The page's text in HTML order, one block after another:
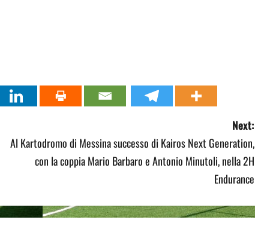
Next:
Al Kartodromo di Messina successo di Kairos Next Generation,
con la coppia Mario Barbaro e Antonio Minutoli, nella 2H
Endurance